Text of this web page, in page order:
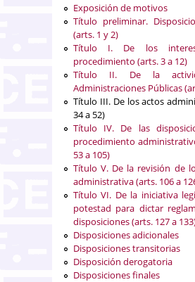
Exposición de motivos
Título preliminar.
(arts. 1 y 2)
Título I. De los
procedimiento (arts. 3 a 12)
Título II. De la
Administraciones Públicas
Título III. De los actos
34 a 52)
Título IV. De las
procedimiento
53 a 105)
Título V. De la revisión de
administrativa (arts. 106 a
Título VI. De la iniciativa
potestad para dictar
disposiciones (arts. 127 a
Disposiciones adicionales
Disposiciones transitorias
Disposición derogatoria
Disposiciones finales